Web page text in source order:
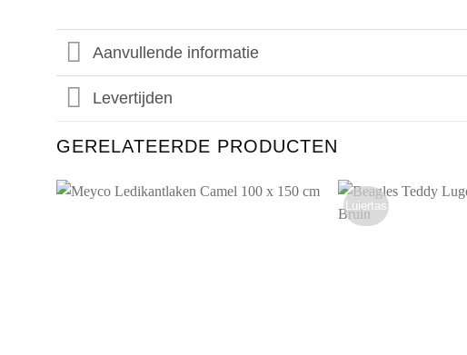
Aanvullende informatie
Levertijden
GERELATEERDE PRODUCTEN
Luiertas